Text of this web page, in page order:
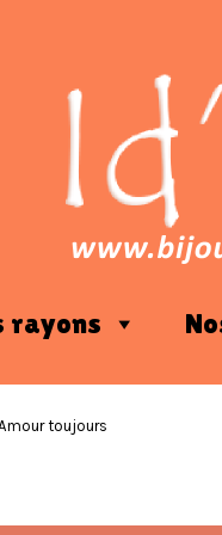
rayons
toujours